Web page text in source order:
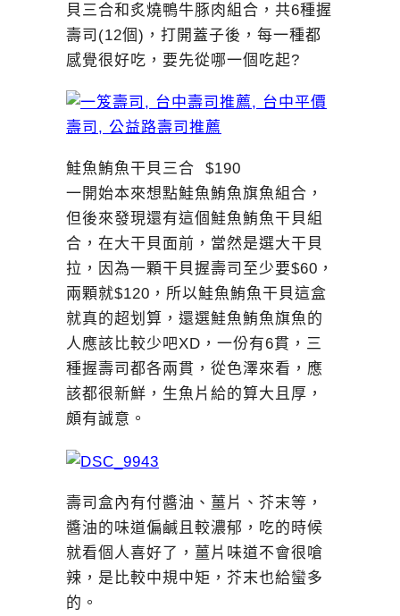
貝三合和炙燒鴨牛豚肉組合，共6種握
壽司(12個)，打開蓋子後，每一種都
感覺很好吃，要先從哪一個吃起?
鮭魚鮪魚干貝三合 $190
一開始本來想點鮭魚鮪魚旗魚組合，
但後來發現還有這個鮭魚鮪魚干貝組
合，在大干貝面前，當然是選大干貝
拉，因為一顆干貝握壽司至少要$60，
兩顆就$120，所以鮭魚鮪魚干貝這盒
就真的超划算，還選鮭魚鮪魚旗魚的
人應該比較少吧XD，一份有6貫，三
種握壽司都各兩貫，從色澤來看，應
該都很新鮮，生魚片給的算大且厚，
頗有誠意。
壽司盒內有付醬油、薑片、芥末等，
醬油的味道偏鹹且較濃郁，吃的時候
就看個人喜好了，薑片味道不會很嗆
辣，是比較中規中矩，芥末也給蠻多
的。